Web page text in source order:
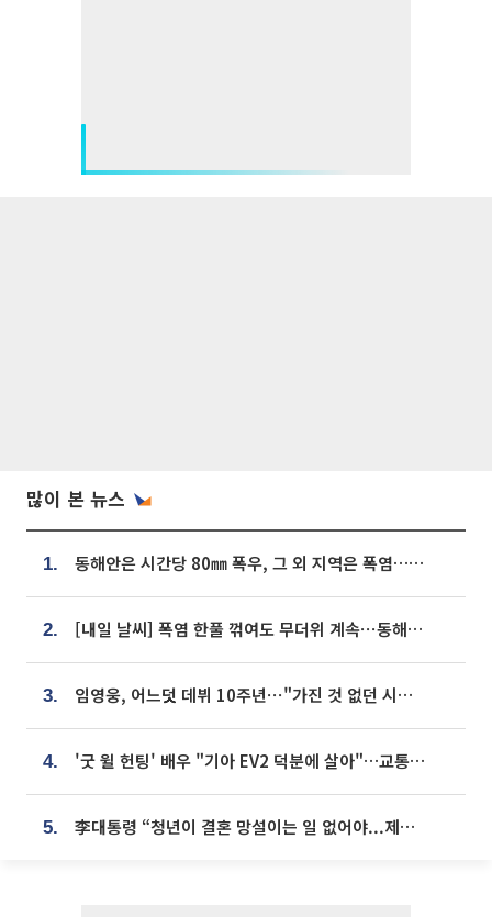
많이 본 뉴스
1. 동해안은 시간당 80㎜ 폭우, 그 외 지역은 폭염…‘극과 극 날씨’
2. [내일 날씨] 폭염 한풀 꺾여도 무더위 계속⋯동해안 이틀 연속 비
3. 임영웅, 어느덧 데뷔 10주년⋯"가진 것 없던 시절, 내 앞엔 20명의 팬뿐"
4. '굿 윌 헌팅' 배우 "기아 EV2 덕분에 살아"…교통사고 후 안전성 극찬
5. 李대통령 “청년이 결혼 망설이는 일 없어야...제도상 불이익 조사”